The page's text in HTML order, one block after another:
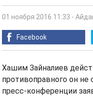
01 ноября 2016 11:33 -
Facebook
Хашим Зайналиев
противоправного он не
пресс-конференции